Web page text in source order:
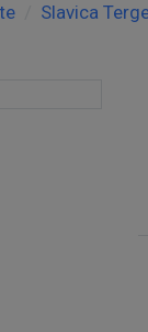
Slavica